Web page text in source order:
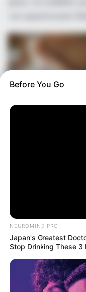
NT Επιμέλεια
Δημοσίευση
02/06/2026, 17:24 ·
Τελευταία ενημέρωση
26/06/2026, 07:57 ·
Οικονομία
Before You Go
NEUROMIND PRO
Japan's Greatest
Stop Drinking These 3